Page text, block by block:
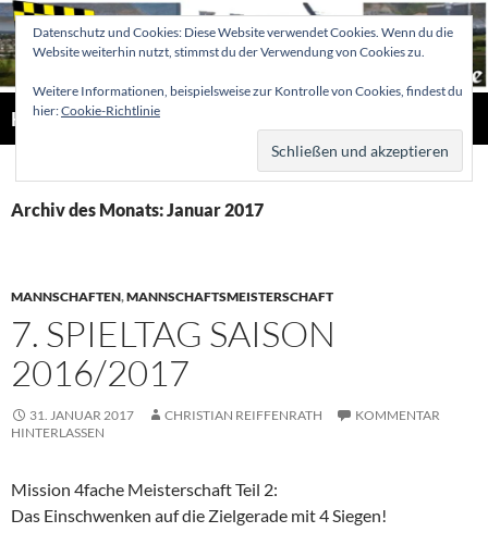
Zum
Inhalt
springen
Hellertaler Schachfreunde
Suchen
MENÜ
Archiv des Monats: Januar 2017
MANNSCHAFTEN,MANNSCHAFTSMEISTERSCHAFT
7. SPIELTAG SAISON
2016/2017
31. JANUAR 2017 CHRISTIAN REIFFENRATH
KOMMENTAR
HINTERLASSEN
Mission 4fache Meisterschaft Teil 2:
Das Einschwenken auf die Zielgerade mit 4 Siegen!
Datenschutz und Cookies: Diese Website verwendet Cookies. Wenn du die
Website weiterhin nutzt, stimmst du der Verwendung von Cookies zu.
Weitere Informationen, beispielsweise zur Kontrolle von Cookies, findest du
hier:Cookie-Richtlinie